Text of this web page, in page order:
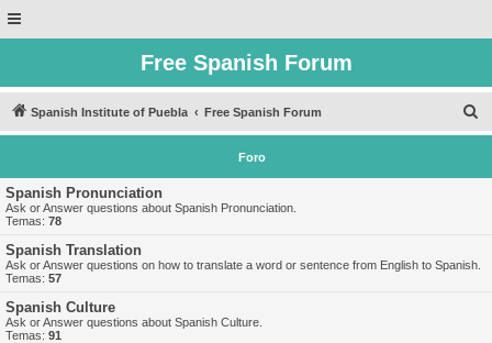
Free Spanish Forum
Spanish Institute of Puebla Free Spanish Forum
u
Foro
Spanish Pronunciation
Ask or Answer questions about Spanish Pronunciation.
Temas: 78
Spanish Translation
Ask or Answer questions on how to translate a word or sentence from English to Spanish.
Temas: 57
Spanish Culture
Ask or Answer questions about Spanish Culture.
Temas: 91